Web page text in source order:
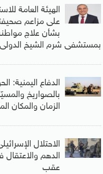
الهيئة العامة
على مزاعم
بشأن علاج
بمستشفى شرم الشيخ الدولى
الدفاع اليمنية:
بالصواريخ
الزمان والمكان
الاحتلال
الدهم والاعتقال
عقب